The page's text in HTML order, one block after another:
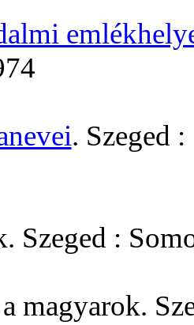
. Szeged
Szeged :
a magyarok.